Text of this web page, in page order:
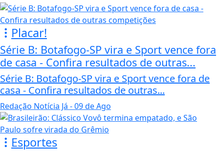
Placar!
Série B: Botafogo-SP vira e Sport vence fora
de casa - Confira resultados de outras...
Série B: Botafogo-SP vira e Sport vence fora de
casa - Confira resultados de outras...
Redação Notícia Já - 09 de Ago
Esportes